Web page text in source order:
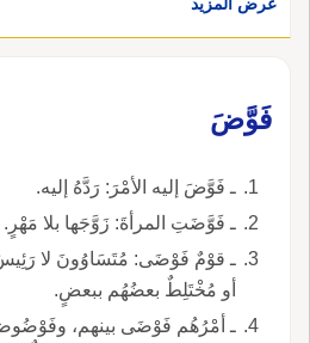
فَوَّضَ
ـ فَوَّضَ إليه الأمْرَ: رَدَّهُ إليه.
ـ فَوَّضَتِ المرأةَ: زَوَّجَها بلا مَهْرٍ.
ـ قوْمٌ فَوْضَى: مُتَسَاوُونَ لا
أو مُخْتَلِطٌ بعضُهُم ببعضٍ.
ـ أمْرُهُم فَوْضَى بينهم،